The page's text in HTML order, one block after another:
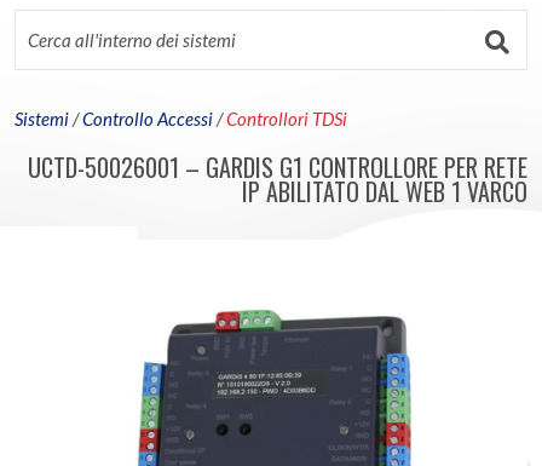
Sistemi/Controllo Accessi/Controllori TDSi
UCTD-50026001 – GARDIS G1 CONTROLLORE PER RETE
IP ABILITATO DAL WEB 1 VARCO